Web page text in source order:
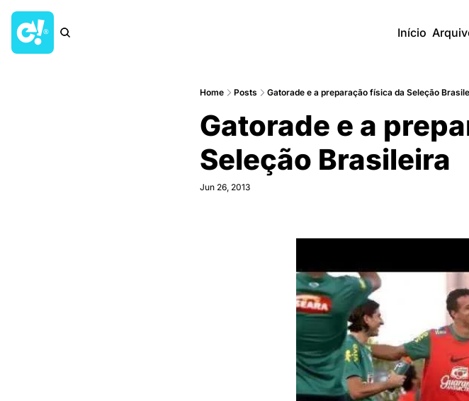
Início
Home Posts Gatorade e a preparação física da Seleção
Gatorade e a
Seleção Brasileira
Jun 26, 2013